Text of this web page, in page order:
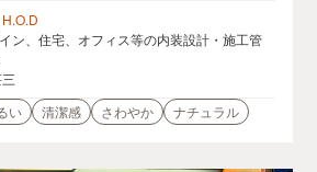
ン、住宅、オフィス等の内装設計・施工管
い 清潔感 さわやか ナチュラル